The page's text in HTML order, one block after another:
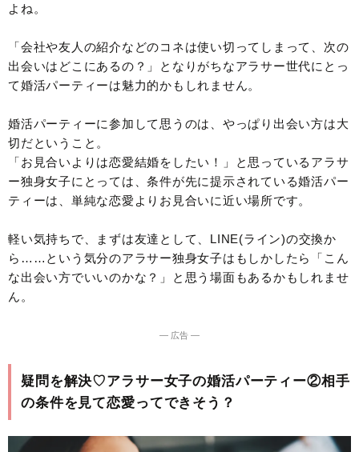
よね。
「会社や友人の紹介などのコネは使い切ってしまって、次の
出会いはどこにあるの？」となりがちなアラサー世代にとっ
て婚活パーティーは魅力的かもしれません。
婚活パーティーに参加して思うのは、やっぱり出会い方は大
切だということ。
「お見合いよりは恋愛結婚をしたい！」と思っているアラサ
ー独身女子にとっては、条件が先に提示されている婚活パー
ティーは、単純な恋愛よりお見合いに近い場所です。
軽い気持ちで、まずは友達として、LINE(ライン)の交換か
ら……という気分のアラサー独身女子はもしかしたら「こん
な出会い方でいいのかな？」と思う場面もあるかもしれませ
ん。
― 広告 ―
疑問を解決♡アラサー女子の婚活パーティー②相手
の条件を見て恋愛ってできそう？